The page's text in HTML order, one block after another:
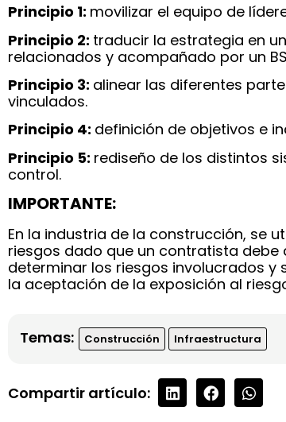
Principio 1: movilizar el equipo de
Principio 2: traducir la estrategia en
relacionados y acompañado por un
Principio 3: alinear las diferentes
vinculados.
Principio 4: definición de objetivos e
Principio 5: rediseño de los distintos
control.
IMPORTANTE:
En la industria de la construcción, se
riesgos dado que un contratista
determinar los riesgos involucrados
la aceptación de la exposición al
Temas: Construcción Infraestructura
Compartir artículo: